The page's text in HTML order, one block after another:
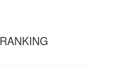
RANKING